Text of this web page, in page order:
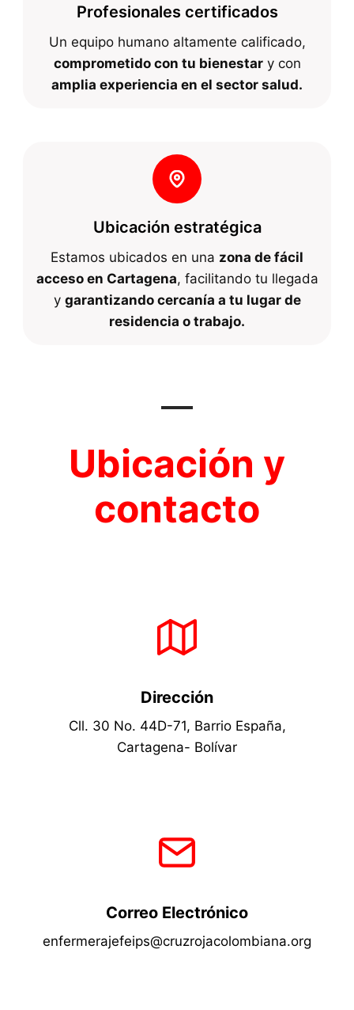
Profesionales certificados
Un equipo humano altamente calificado,
comprometido con tu bienestary con
amplia experiencia en el sector salud.
Ubicación estratégica
Estamos ubicados en una zona de fácil
acceso en Cartagena, facilitando tu llegada
y garantizando cercanía a tu lugar de
residencia o trabajo.
Ubicación y
contacto
Dirección
Cll. 30 No. 44D-71, Barrio España,
Cartagena- Bolívar
Correo Electrónico
enfermerajefeips@cruzrojacolombiana.org